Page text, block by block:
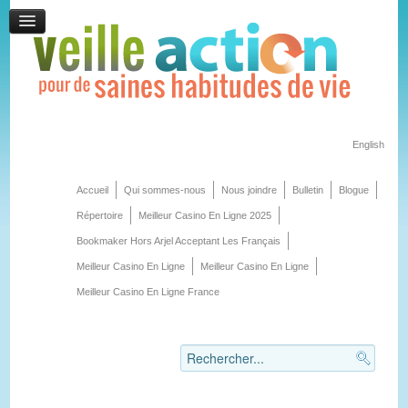
English
Accueil Qui sommes-nous Nous joindre Bulletin Blogue
Répertoire Meilleur Casino En Ligne 2025
Bookmaker Hors Arjel Acceptant Les Français
Meilleur Casino En Ligne Meilleur Casino En Ligne
Meilleur Casino En Ligne France